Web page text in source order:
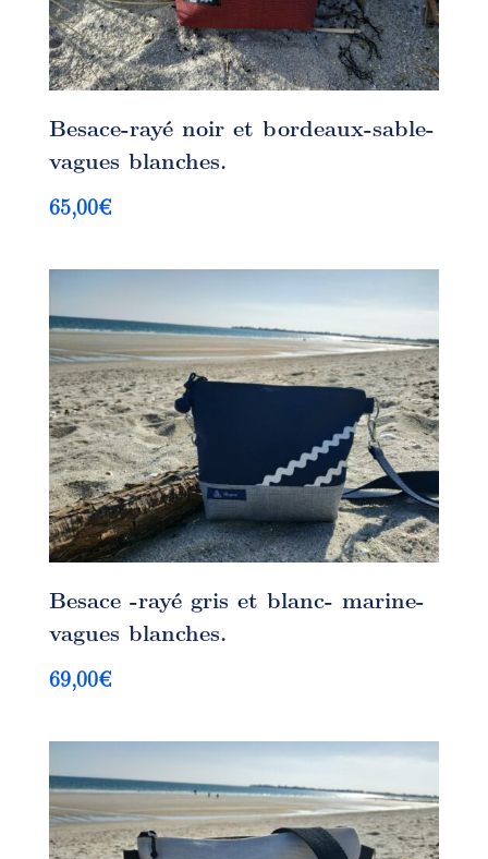
Besace-rayé noir et bordeaux-sable-
vagues blanches.
65,00€
Besace -rayé gris et blanc- marine-
vagues blanches.
69,00€